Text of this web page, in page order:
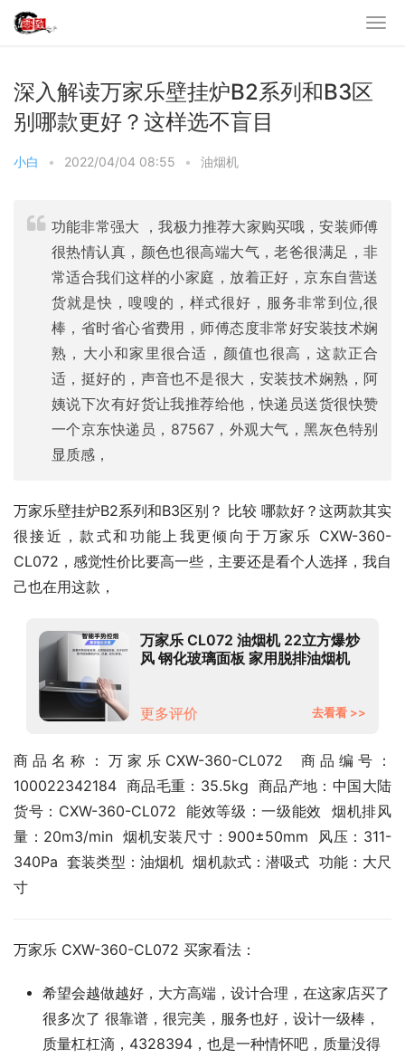
深入解读万家乐壁挂炉B2系列和B3区
别哪款更好？这样选不盲目
小白 • 2022/04/04 08:55 • 油烟机
功能非常强大 ，我极力推荐大家购买哦，安装师傅
很热情认真，颜色也很高端大气，老爸很满足，非
常适合我们这样的小家庭，放着正好，京东自营送
货就是快，嗖嗖的，样式很好，服务非常到位,很
棒，省时省心省费用，师傅态度非常好安装技术娴
熟，大小和家里很合适，颜值也很高，这款正合
适，挺好的，声音也不是很大，安装技术娴熟，阿
姨说下次有好货让我推荐给他，快递员送货很快赞
一个京东快递员，87567，外观大气，黑灰色特别
显质感，
万家乐壁挂炉B2系列和B3区别？ 比较 哪款好？这两款其实
很接近，款式和功能上我更倾向于万家乐 CXW-360-
CL072，感觉性价比要高一些，主要还是看个人选择，我自
己也在用这款，
万家乐 CL072 油烟机 22立方爆炒
风 钢化玻璃面板 家用脱排油烟机
更多评价 去看看 >>
商品名称：万家乐CXW-360-CL072  商品编号：
100022342184  商品毛重：35.5kg  商品产地：中国大陆
货号：CXW-360-CL072  能效等级：一级能效  烟机排风
量：20m3/min  烟机安装尺寸：900±50mm  风压：311-
340Pa  套装类型：油烟机  烟机款式：潜吸式  功能：大尺
寸
万家乐 CXW-360-CL072 买家看法：
希望会越做越好，大方高端，设计合理，在这家店买了
很多次了 很靠谱，很完美，服务也好，设计一级棒，
质量杠杠滴，4328394，也是一种情怀吧，质量没得